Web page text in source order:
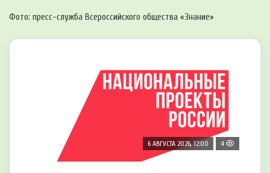
Фото: пресс-служба Всероссийского общества «Знание»
6 АВГУСТА 2026, 12:00 4